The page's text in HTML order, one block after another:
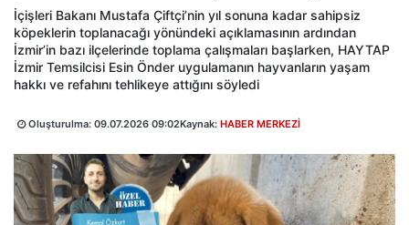
İçişleri Bakanı Mustafa Çiftçi’nin yıl sonuna kadar sahipsiz
köpeklerin toplanacağı yönündeki açıklamasının ardından
İzmir’in bazı ilçelerinde toplama çalışmaları başlarken, HAYTAP
İzmir Temsilcisi Esin Önder uygulamanın hayvanların yaşam
hakkı ve refahını tehlikeye attığını söyledi
Oluşturulma: 09.07.2026 09:02Kaynak: HABER MERKEZİ